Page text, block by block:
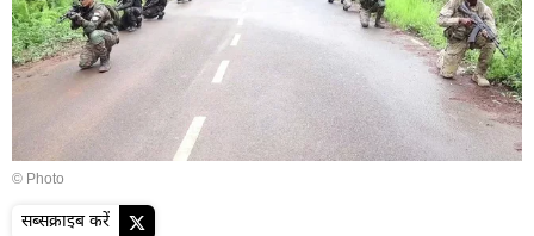
© Photo
सब्सक्राइब करें